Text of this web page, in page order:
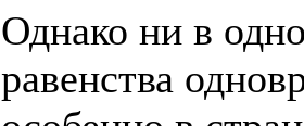
Однако ни в
равенства